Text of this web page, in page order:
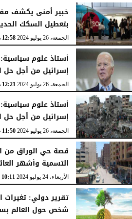
خبير أمنى يكشف
بتعطيل السكك
الجمعة، 26 يوليو 2024 12:58 مـ
أستاذ علوم
إسرائيل من أجل حل
الجمعة، 26 يوليو 2024 12:21 مـ
أستاذ علوم
إسرائيل من أجل حل
الجمعة، 26 يوليو 2024 11:50 صـ
قصة حي الوراق من
التسمية وأشهر
الأربعاء، 24 يوليو 2024 10:11 صـ
شخص حول العالم